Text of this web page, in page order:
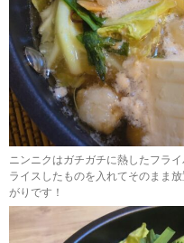
ニンニクはガチガチに熱したフラ
ライスしたものを入れてそのまま
がりです！